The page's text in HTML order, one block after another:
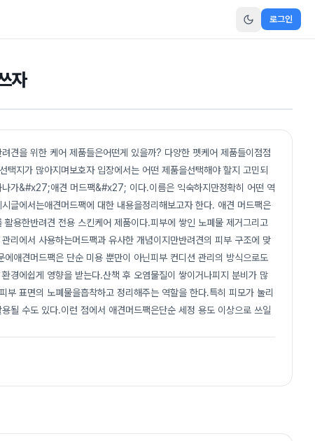
로그인
자
견을 위한 케어 제품들은어떤게 있을까? 다양한 펫케어 제품들이점점
지가 많아지며보호자 입장에서는 어떤 제품을선택해야 할지 고민되
가&#x27;애견 머드팩&#x27; 이다.이름은 익숙하지만정확히 어떤 역
글에서는애견머드팩에 대한 내용을정리해보고자 한다. 애견 머드팩은
용한반려견 전용 스킨케어 제품이다.피부에 쌓인 노폐물 제거그리고
리에서 사용하는머드팩과 유사한 개념이지만반려견의 피부 구조에 맞
애견머드팩은 단순 미용 뿐만이 아닌피부 컨디션 관리의 방식으로도
경에쉽게 영향을 받는다.산책 후 오염물질이 쌓이거나피지 분비가 많
표면의 노폐물을흡착하고 정리해주는 역할을 한다.특히 피모가 눌리
될 수도 있다.이런 점에서 애견머드팩은단순 세정 용도 이상으로 쓰일